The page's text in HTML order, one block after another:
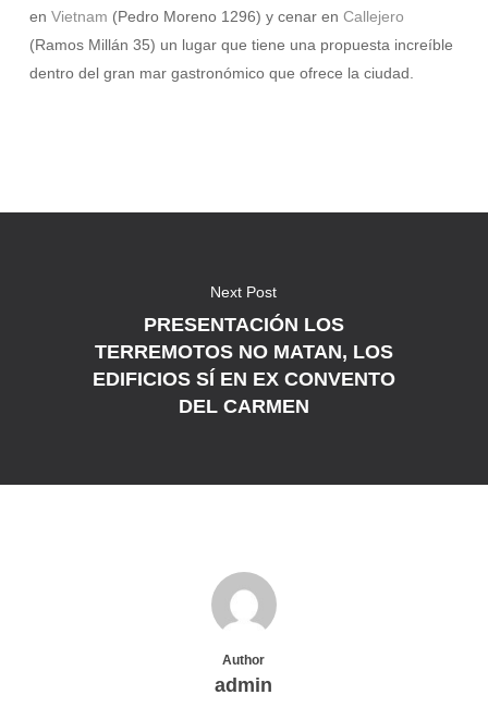
en Vietnam (Pedro Moreno 1296) y cenar en Callejero
(Ramos Millán 35) un lugar que tiene una propuesta increíble
dentro del gran mar gastronómico que ofrece la ciudad.
Next Post
PRESENTACIÓN LOS
TERREMOTOS NO MATAN, LOS
EDIFICIOS SÍ EN EX CONVENTO
DEL CARMEN
Author
admin